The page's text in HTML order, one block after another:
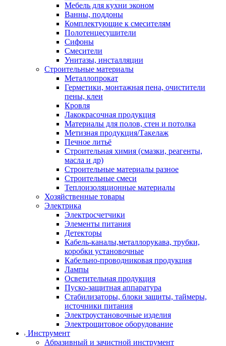
Мебель для кухни эконом
Ванны, поддоны
Комплектующие к смесителям
Полотенцесушители
Сифоны
Смесители
Унитазы, инсталляции
Строительные материалы
Металлопрокат
Герметики, монтажная пена, очистители
пены, клеи
Кровля
Лакокрасочная продукция
Материалы для полов, стен и потолка
Метизная продукция/Такелаж
Печное литьё
Строительная химия (смазки, реагенты,
масла и др)
Строительные материалы разное
Строительные смеси
Теплоизоляционные материалы
Хозяйственные товары
Электрика
Электросчетчики
Элементы питания
Детекторы
Кабель-каналы,металлорукава, трубки,
коробки установочные
Кабельно-проводниковая продукция
Лампы
Осветительная продукция
Пуско-защитная аппаратура
Стабилизаторы, блоки защиты, таймеры,
источники питания
Электроустановочные изделия
Электрощитовое оборудование
Инструмент
Абразивный и зачистной инструмент